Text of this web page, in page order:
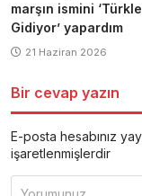
marşın ismini
Gidiyor’ yapardım
21 Haziran 2026
Bir cevap yazın
E-posta hesabınız
işaretlenmişlerdir